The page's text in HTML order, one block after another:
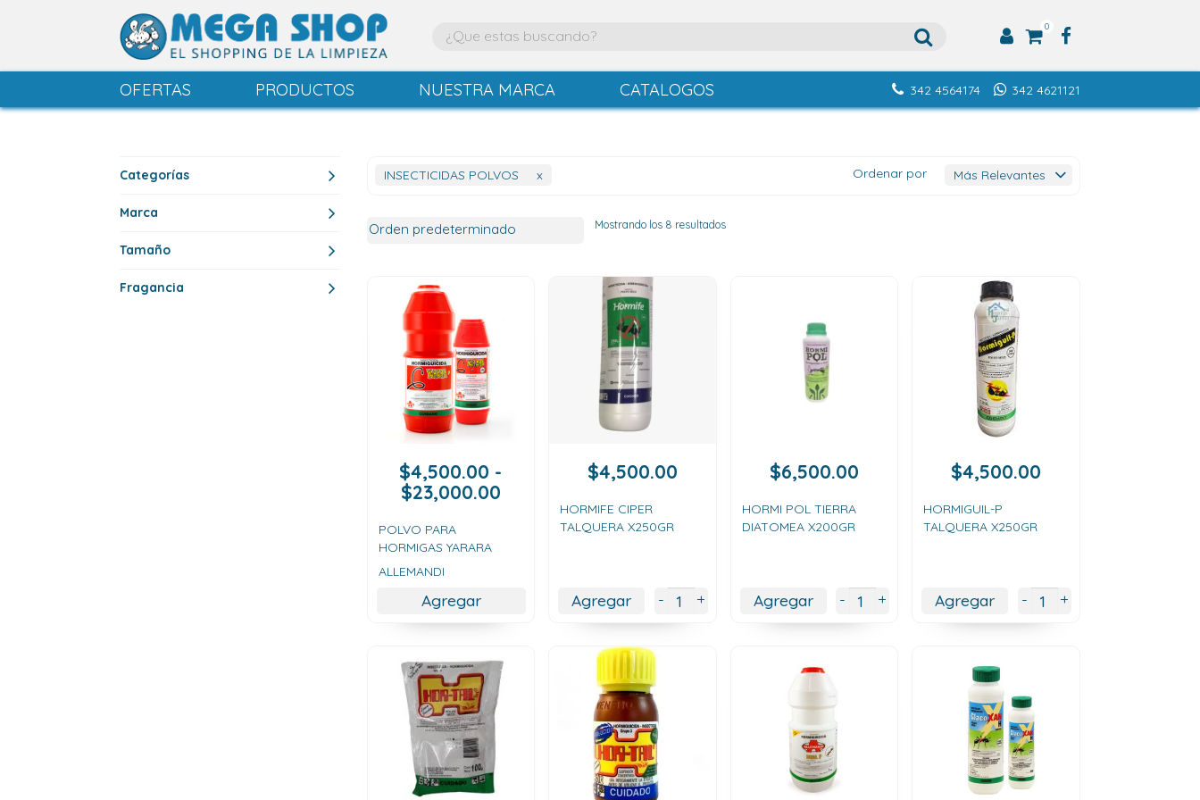
0
OFERTAS PRODUCTOS NUESTRA MARCA CATALOGOS 342 4621121
342 4564174
Categorías
Marca
Tamaño
Fragancia
INSECTICIDAS POLVOS x Ordenar por
Mostrando los 8 resultados
$4,500.00 -
$23,000.00Rango
precios:
$23,000.00
POLVO PARA
HORMIGAS YARARA
ALLEMANDI
Agregar
$4,500.00
HORMIFE CIPER
TALQUERA X250GR
Agregar - +
$6,500.00
HORMI POL TIERRA
DIATOMEA X200GR
Agregar - +
$4,500.00
HORMIGUIL-P
TALQUERA X250GR
Agregar - +